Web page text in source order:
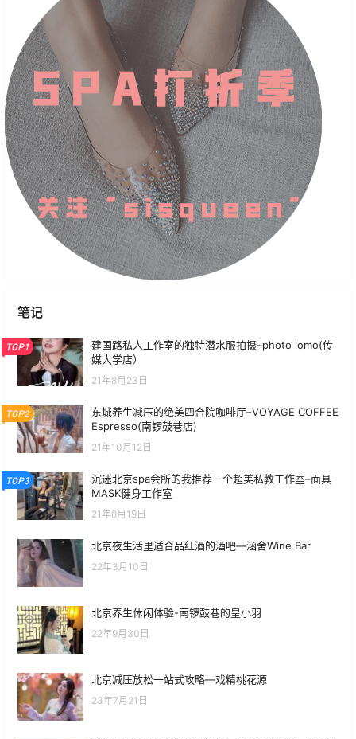
笔记
TOP1
建国路私人工作室的独特潜水服拍摄–photo lomo(传
媒大学店）
21年8月23日
TOP2
东城养生减压的绝美四合院咖啡厅–VOYAGE COFFEE
Espresso(南锣鼓巷店)
21年10月12日
TOP3
沉迷北京spa会所的我推荐一个超美私教工作室–面具
MASK健身工作室
21年8月19日
北京夜生活里适合品红酒的酒吧—涵舍Wine Bar
22年3月10日
北京养生休闲体验-南锣鼓巷的皇小羽
22年9月30日
北京减压放松一站式攻略—戏精桃花源
23年7月21日